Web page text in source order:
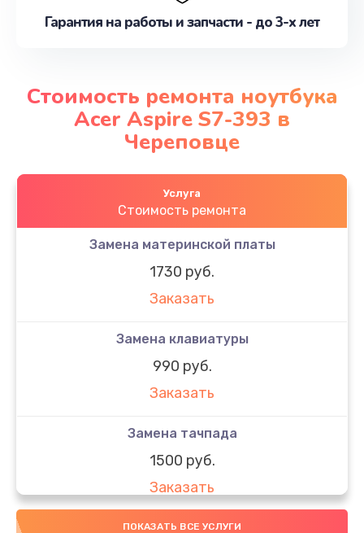
Гарантия на работы и запчасти - до 3-х лет
Стоимость ремонта ноутбука
Acer Aspire S7-393 в
Череповце
Услуга
Стоимость ремонта
Замена материнской платы
1730 руб.
Заказать
Замена клавиатуры
990 руб.
Заказать
Замена тачпада
1500 руб.
Заказать
Замена южного моста
ПОКАЗАТЬ ВСЕ УСЛУГИ